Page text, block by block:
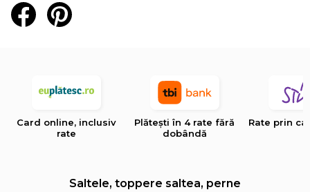
Card online, inclusiv
rate
Plătești în 4 rate fără
dobândă
Rate prin
Saltele, toppere saltea, perne